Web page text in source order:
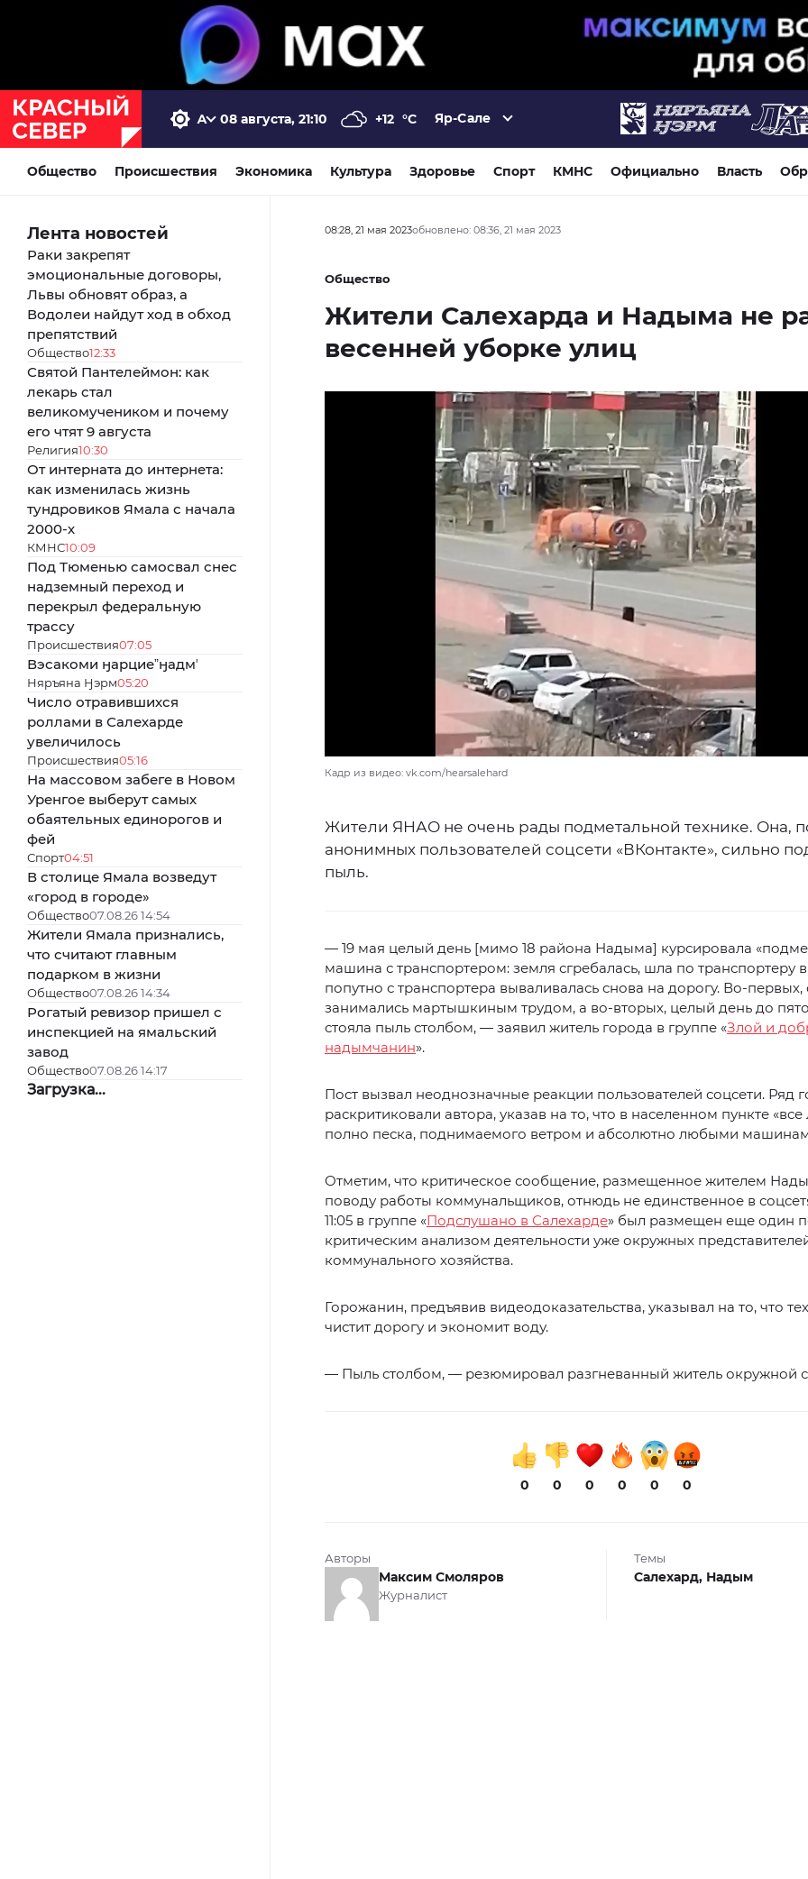
08 августа, 21:10 +12 °C Яр-Сале
Общество Происшествия Экономика Культура Здоровье Спорт КМНС Официально Власть
Лента новостей
Раки закрепят
эмоциональные договоры,
Львы обновят образ, а
Водолеи найдут ход в обход
препятствий
Общество12:33
Святой Пантелеймон: как
лекарь стал
великомучеником и почему
его чтят 9 августа
Религия10:30
От интерната до интернета:
как изменилась жизнь
тундровиков Ямала с начала
2000-х
КМНС10:09
Под Тюменью самосвал снес
надземный переход и
перекрыл федеральную
трассу
Происшествия07:05
Вэсакоми ӈарциеˮӈадмʼ
Няръяна Ӈэрм05:20
Число отравившихся
роллами в Салехарде
увеличилось
Происшествия05:16
На массовом забеге в Новом
Уренгое выберут самых
обаятельных единорогов и
фей
Спорт04:51
В столице Ямала возведут
«город в городе»
Общество07.08.26 14:54
Жители Ямала признались,
что считают главным
подарком в жизни
Общество07.08.26 14:34
Рогатый ревизор пришел с
инспекцией на ямальский
завод
Общество07.08.26 14:17
Загрузка...
08:28, 21 мая 2023обновлено: 08:36, 21 мая 2023
Общество
Жители Салехарда и Надыма не
весенней уборке улиц
Кадр из видео: vk.com/hearsalehard
Жители ЯНАО не очень рады подметальной технике. Она,
анонимных пользователей соцсети «ВКонтакте», сильно
пыль.
— 19 мая целый день [мимо 18 района Надыма] курсировала
машина с транспортером: земля сгребалась, шла по транспортеру
попутно с транспортера вываливалась снова на дорогу. Во-первых,
занимались мартышкиным трудом, а во-вторых, целый день до
стояла пыль столбом, — заявил житель города в группе «Злой и
надымчанин».
Пост вызвал неоднозначные реакции пользователей соцсети. Ряд
раскритиковали автора, указав на то, что в населенном пункте «все
полно песка, поднимаемого ветром и абсолютно любыми
Отметим, что критическое сообщение, размещенное жителем
поводу работы коммунальщиков, отнюдь не единственное в
11:05 в группе «Подслушано в Салехарде» был размещен еще один
критическим анализом деятельности уже окружных
коммунального хозяйства.
Горожанин, предъявив видеодоказательства, указывал на то, что
чистит дорогу и экономит воду.
— Пыль столбом, — резюмировал разгневанный житель окружной
0 0 0 0 0 0
Авторы
Максим Смоляров
Журналист
Темы
Салехард, Надым